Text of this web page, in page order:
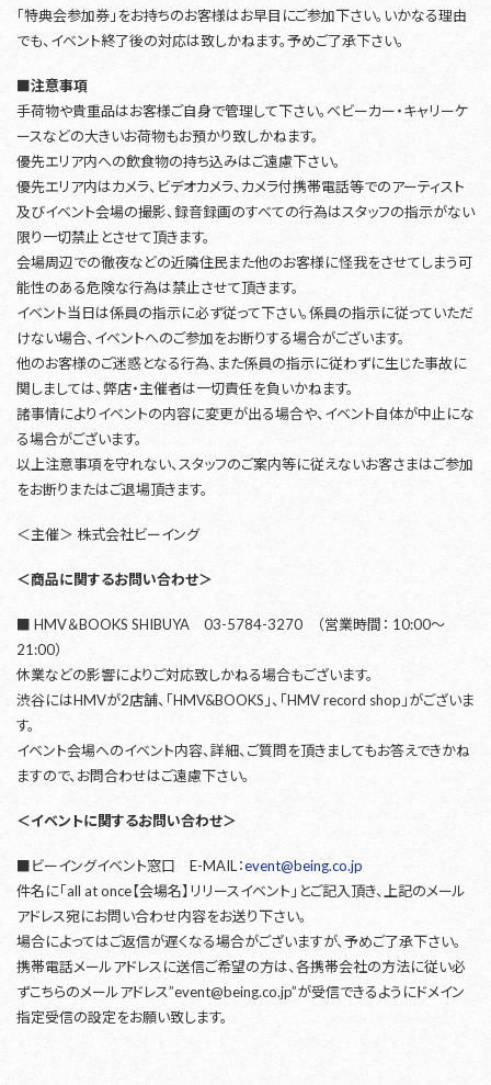
「特典会参加券」をお持ちのお客様はお早目にご参加下さい。いかなる理由
でも、イベント終了後の対応は致しかねます。予めご了承下さい。
■注意事項
手荷物や貴重品はお客様ご自身で管理して下さい。ベビーカー・キャリーケ
ースなどの大きいお荷物もお預かり致しかねます。
優先エリア内への飲食物の持ち込みはご遠慮下さい。
優先エリア内はカメラ、ビデオカメラ、カメラ付携帯電話等でのアーティスト
及びイベント会場の撮影、録音録画のすべての行為はスタッフの指示がない
限り一切禁止とさせて頂きます。
会場周辺での徹夜などの近隣住民また他のお客様に怪我をさせてしまう可
能性のある危険な行為は禁止させて頂きます。
イベント当日は係員の指示に必ず従って下さい。係員の指示に従っていただ
けない場合、イベントへのご参加をお断りする場合がございます。
他のお客様のご迷惑となる行為、また係員の指示に従わずに生じた事故に
関しましては、弊店・主催者は一切責任を負いかねます。
諸事情によりイベントの内容に変更が出る場合や、イベント自体が中止にな
る場合がございます。
以上注意事項を守れない、スタッフのご案内等に従えないお客さまはご参加
をお断りまたはご退場頂きます。
＜主催＞ 株式会社ビーイング
＜商品に関するお問い合わせ＞
■ HMV＆BOOKS SHIBUYA 03-5784-3270 （営業時間： 10:00～
21:00）
休業などの影響によりご対応致しかねる場合もございます。
渋谷にはHMVが2店舗、「HMV&BOOKS」、「HMV record shop」がございま
す。
イベント会場へのイベント内容、詳細、ご質問を頂きましてもお答えできかね
ますので、お問合わせはご遠慮下さい。
＜イベントに関するお問い合わせ＞
■ビーイングイベント窓口 E-MAIL：event@being.co.jp
件名に「all at once【会場名】リリースイベント」とご記入頂き、上記のメール
アドレス宛にお問い合わせ内容をお送り下さい。
場合によってはご返信が遅くなる場合がございますが、予めご了承下さい。
携帯電話メールアドレスに送信ご希望の方は、各携帯会社の方法に従い必
ずこちらのメールアドレス”event@being.co.jp”が受信できるようにドメイン
指定受信の設定をお願い致します。